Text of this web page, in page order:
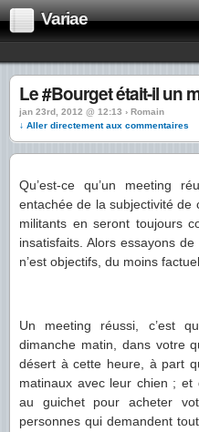
Variae
Le #Bourget était-il un
jan 23rd, 2012 @ 12:13 › Romain
↓ Aller directement aux commentaires
Qu’est-ce qu’un meeting
entachée de la subjectivité de
militants en seront toujours
insatisfaits. Alors essayons
n’est objectifs, du moins
Un meeting réussi, c’est
dimanche matin, dans votre
désert à cette heure, à part
matinaux avec leur chien ;
au guichet pour acheter
personnes qui demandent